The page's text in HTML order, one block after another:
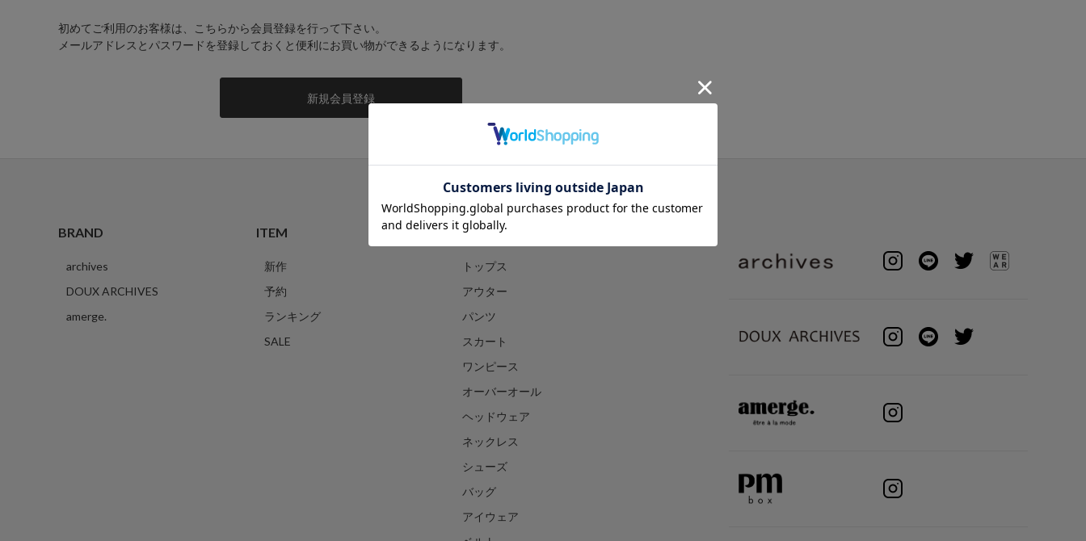
初めてご利用のお客様は、こちらから会員登録を行って下さい。
メールアドレスとパスワードを登録しておくと便利にお買い物ができるようになります。
BRAND
archives
DOUX ARCHIVES
amerge.
ITEM
新作
予約
ランキング
SALE
CATEGORY
トップス
アウター
パンツ
スカート
ワンピース
オーバーオール
ヘッドウェア
ネックレス
シューズ
バッグ
アイウェア